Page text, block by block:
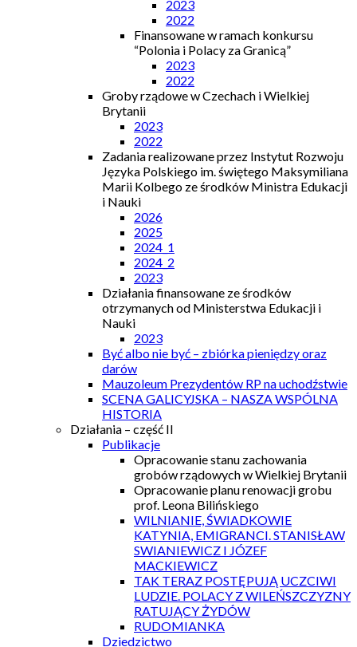
2023
2022
Finansowane w ramach konkursu
“Polonia i Polacy za Granicą”
2023
2022
Groby rządowe w Czechach i Wielkiej
Brytanii
2023
2022
Zadania realizowane przez Instytut Rozwoju
Języka Polskiego im. świętego Maksymiliana
Marii Kolbego ze środków Ministra Edukacji
i Nauki
2026
2025
2024_1
2024_2
2023
Działania finansowane ze środków
otrzymanych od Ministerstwa Edukacji i
Nauki
2023
Być albo nie być – zbiórka pieniędzy oraz
darów
Mauzoleum Prezydentów RP na uchodźstwie
SCENA GALICYJSKA – NASZA WSPÓLNA
HISTORIA
Działania – część II
Publikacje
Opracowanie stanu zachowania
grobów rządowych w Wielkiej Brytanii
Opracowanie planu renowacji grobu
prof. Leona Bilińskiego
WILNIANIE, ŚWIADKOWIE
KATYNIA, EMIGRANCI. STANISŁAW
SWIANIEWICZ I JÓZEF
MACKIEWICZ
TAK TERAZ POSTĘPUJĄ UCZCIWI
LUDZIE. POLACY Z WILEŃSZCZYZNY
RATUJĄCY ŻYDÓW
RUDOMIANKA
Dziedzictwo